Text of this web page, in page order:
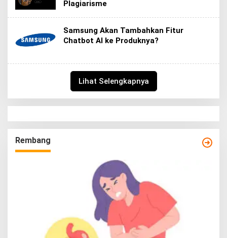
Plagiarisme
Samsung Akan Tambahkan Fitur
Chatbot AI ke Produknya?
Lihat Selengkapnya
Rembang